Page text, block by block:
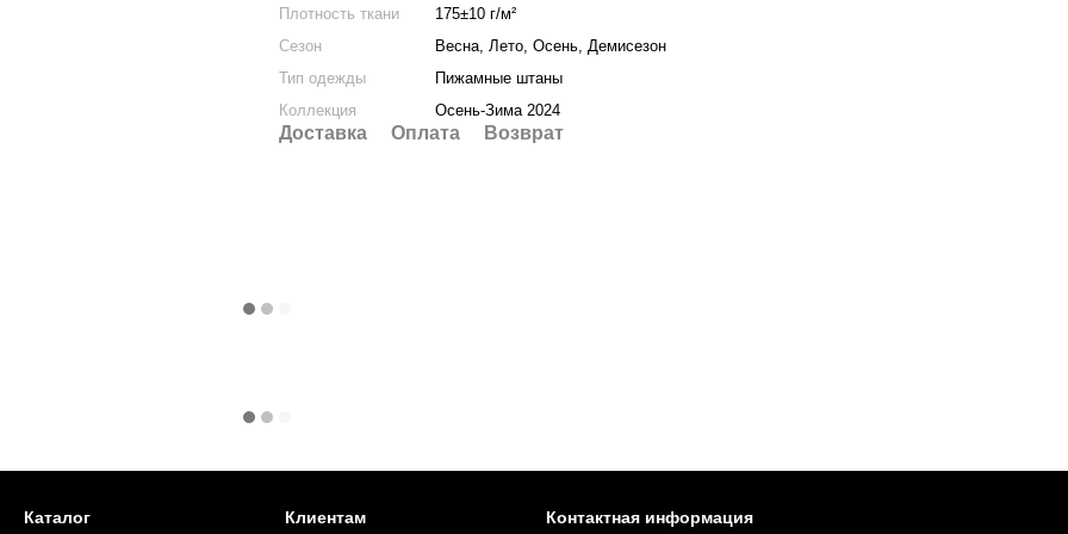
Плотность ткани
175±10 г/м²
Сезон
Весна, Лето, Осень, Демисезон
Тип одежды
Пижамные штаны
Коллекция
Осень-Зима 2024
Доставка Оплата Возврат
Каталог Клиентам Контактная информация